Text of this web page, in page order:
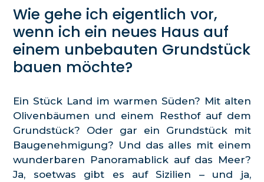
Wie gehe ich eigentlich vor,
wenn ich ein neues Haus auf
einem unbebauten Grundstück
bauen möchte?
Ein Stück Land im warmen Süden? Mit alten
Olivenbäumen und einem Resthof auf dem
Grundstück? Oder gar ein Grundstück mit
Baugenehmigung? Und das alles mit einem
wunderbaren Panoramablick auf das Meer?
Ja, soetwas gibt es auf Sizilien – und ja,